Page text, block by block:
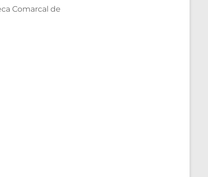
Comarcal de